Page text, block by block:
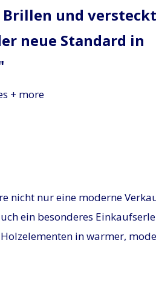
und
neue Standard in
+ more
nicht nur eine moderne
ein besonderes
in warmer,